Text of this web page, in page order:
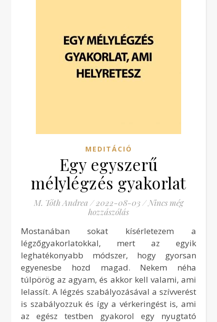
MEDITÁCIÓ
Egy egyszerű
mélylégzés gyakorlat
M. Tóth Andrea / 2022-08-03 / Nincs még
hozzászólás
Mostanában sokat kísérletezem a
légzőgyakorlatokkal, mert az egyik
leghatékonyabb módszer, hogy gyorsan
egyenesbe hozd magad. Nekem néha
túlpörög az agyam, és akkor kell valami, ami
lelassít. A légzés szabályozásával a szívverést
is szabályozzuk és így a vérkeringést is, ami
az egész testben gyakorol egy nyugtató